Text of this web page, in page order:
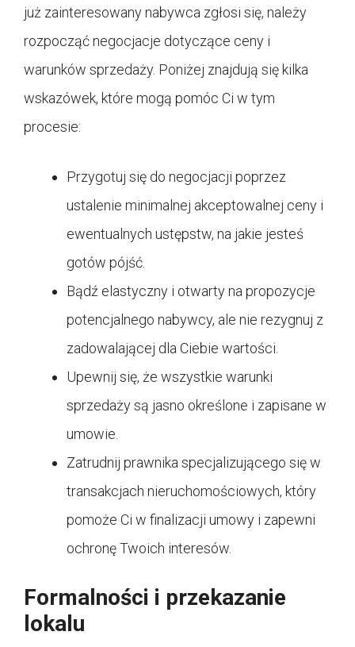
już zainteresowany nabywca zgłosi się, należy
rozpocząć negocjacje dotyczące ceny i
warunków sprzedaży. Poniżej znajdują się kilka
wskazówek, które mogą pomóc Ci w tym
procesie:
Przygotuj się do negocjacji poprzez
ustalenie minimalnej akceptowalnej ceny i
ewentualnych ustępstw, na jakie jesteś
gotów pójść.
Bądź elastyczny i otwarty na propozycje
potencjalnego nabywcy, ale nie rezygnuj z
zadowalającej dla Ciebie wartości.
Upewnij się, że wszystkie warunki
sprzedaży są jasno określone i zapisane w
umowie.
Zatrudnij prawnika specjalizującego się w
transakcjach nieruchomościowych, który
pomoże Ci w finalizacji umowy i zapewni
ochronę Twoich interesów.
Formalności i przekazanie
lokalu